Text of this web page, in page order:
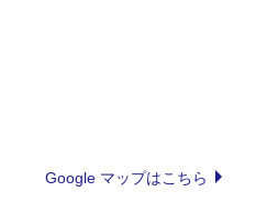
Google マップはこちら